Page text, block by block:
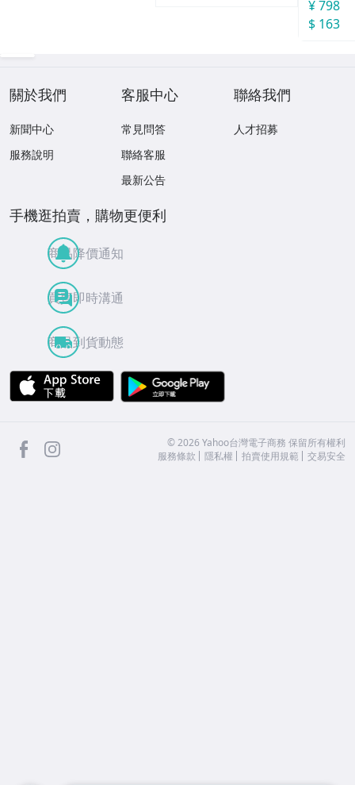
¥ 798
$ 163
關於我們
新聞中心
服務說明
客服中心
常見問答
聯絡客服
最新公告
聯絡我們
人才招募
手機逛拍賣，購物更便利
商品降價通知
買賣即時溝通
商品到貨動態
APP Store
facebook ©2026 Yahoo台灣電子商務 保留所有權利
服務條款
隱私權 拍賣使用規範 交易安全